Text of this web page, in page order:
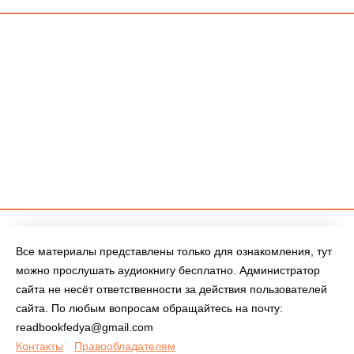
Все материалы представлены только для ознакомления, тут
можно прослушать аудиокнигу бесплатно. Администратор
сайта не несёт ответственности за действия пользователей
сайта. По любым вопросам обращайтесь на почту:
readbookfedya@gmail.com
Контакты
Правообладателям